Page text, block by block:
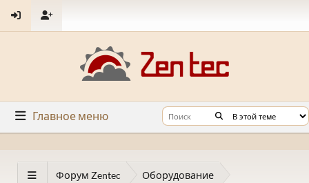
Главное меню
Форум Zentec Оборудование